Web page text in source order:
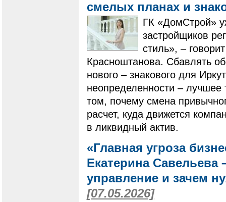
смелых планах и
ГК «ДомСтрой»
застройщиков
стиль», –
Красноштанова. Сбавлять
нового – знакового для
неопределенности –
том, почему смена
расчет, куда движется
в ликвидный актив.
«Главная угроза
Екатерина Савельева
управление и зачем
[07.05.2026]